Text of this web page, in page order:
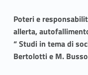
Poteri e
allerta,
“ Studi in tema di
Bertolotti e M.